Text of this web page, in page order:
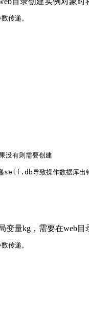
递。
没有则需要创建
导致操作数据库出
量kg，需要在web目
递。